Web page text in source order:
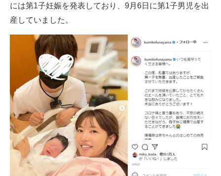
には第1子妊娠を発表しており、9月6日に第1子男児を出
産していました。